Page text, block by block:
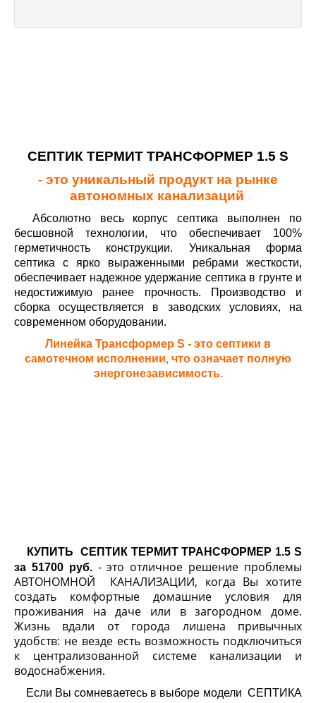
СЕПТИК ТЕРМИТ ТРАНСФОРМЕР 1.5 S
- это уникальный продукт на рынке
автономных канализаций
Абсолютно весь корпус септика выполнен по
бесшовной технологии, что обеспечивает 100%
герметичность конструкции. Уникальная форма
септика с ярко выраженными ребрами жесткости,
обеспечивает надежное удержание септика в грунте и
недостижимую ранее прочность. Производство и
сборка осуществляется в заводских условиях, на
современном оборудовании.
Линейка Трансформер S - это септики в
самотечном исполнении, что означает полную
энергонезависимость.
КУПИТЬ СЕПТИК ТЕРМИТ ТРАНСФОРМЕР 1.5 S
за 51700 руб. - это отличное решение проблемы
АВТОНОМНОЙ КАНАЛИЗАЦИИ, когда Вы хотите
создать комфортные домашние условия для
проживания на даче или в загородном доме.
Жизнь вдали от города лишена привычных
удобств: не везде есть возможность подключиться
к централизованной системе канализации и
водоснабжения.
Если Вы сомневаетесь в выборе модели СЕПТИКА